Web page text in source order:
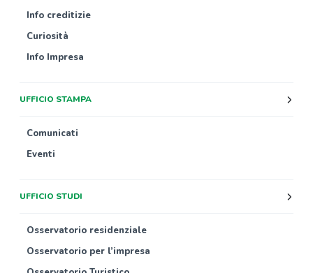
Info creditizie
Curiosità
Info Impresa
UFFICIO STAMPA
Comunicati
Eventi
UFFICIO STUDI
Osservatorio residenziale
Osservatorio per l’impresa